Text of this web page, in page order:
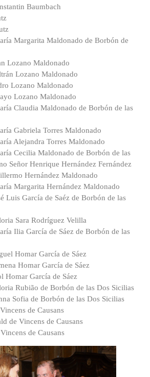
Baumbach
Margarita Maldonado de Borbón de
Lozano Maldonado
Lozano Maldonado
Lozano Maldonado
Lozano Maldonado
Claudia Maldonado de Borbón de las
Gabriela Torres Maldonado
Alejandra Torres Maldonado
Cecilia Maldonado de Borbón de las
Señor Henrique Hernández Fernández
Hernández Maldonado
Margarita Hernández Maldonado
Luis García de Saéz de Borbón de las
Sara Rodríguez Velilla
Ilia García de Sáez de Borbón de las
Homar García de Sáez
Homar García de Sáez
Homar García de Sáez
Rubião de Borbón de las Dos Sicilias
Sofia de Borbón de las Dos Sicilias
de Causans
de Vincens de Causans
de Causans